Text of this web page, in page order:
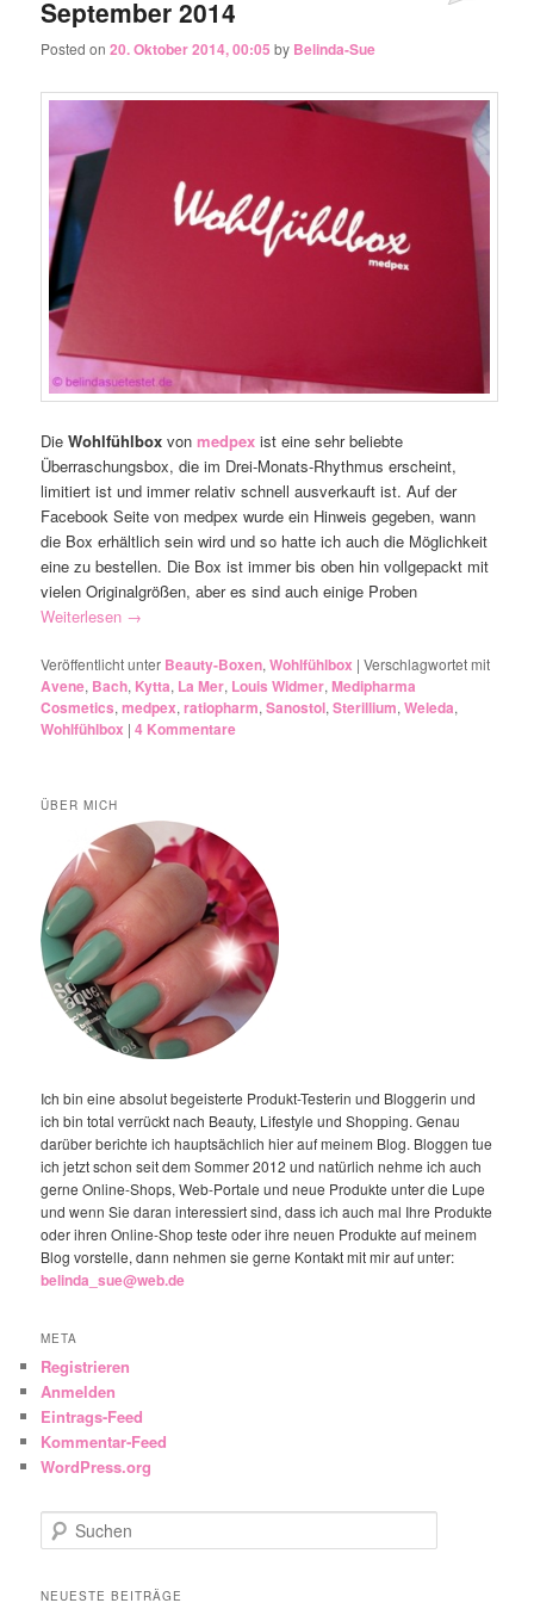
September 2014
Posted on20. Oktober 2014, 00:05 by Belinda-Sue
DieWohlfühlbox vonmedpex ist eine sehr beliebte
Überraschungsbox, die im Drei-Monats-Rhythmus erscheint,
limitiert ist und immer relativ schnell ausverkauft ist. Auf der
Facebook Seite von medpex wurde ein Hinweis gegeben, wann
die Box erhältlich sein wird und so hatte ich auch die Möglichkeit
eine zu bestellen. Die Box ist immer bis oben hin vollgepackt mit
vielen Originalgrößen, aber es sind auch einige Proben
Weiterlesen →
Veröffentlicht unter Beauty-Boxen,Wohlfühlbox |Verschlagwortet mit
Avene, Bach, Kytta, La Mer, Louis Widmer,Medipharma
Cosmetics,medpex,ratiopharm,Sanostol,Sterillium,Weleda,
Wohlfühlbox |4 Kommentare
ÜBER MICH
Ich bin eine absolut begeisterte Produkt-Testerin und Bloggerin und
ich bin total verrückt nach Beauty, Lifestyle und Shopping. Genau
darüber berichte ich hauptsächlich hier auf meinem Blog. Bloggen tue
ich jetzt schon seit dem Sommer 2012 und natürlich nehme ich auch
gerne Online-Shops, Web-Portale und neue Produkte unter die Lupe
und wenn Sie daran interessiert sind, dass ich auch mal Ihre Produkte
oder ihren Online-Shop teste oder ihre neuen Produkte auf meinem
Blog vorstelle, dann nehmen sie gerne Kontakt mit mir auf unter:
belinda_sue@web.de
META
Registrieren
Anmelden
Eintrags-Feed
Kommentar-Feed
WordPress.org
Suchen
NEUESTE BEITRÄGE